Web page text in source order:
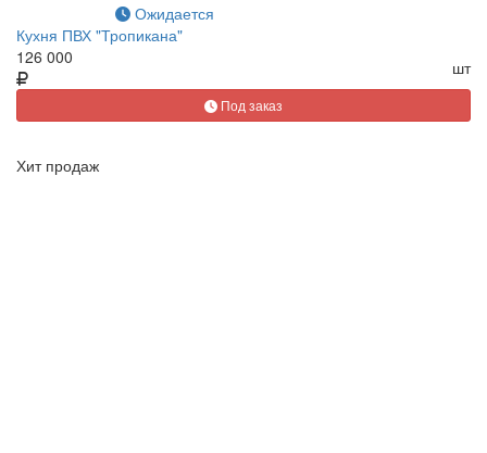
Ожидается
Кухня ПВХ "Тропикана"
126 000
шт
Под заказ
Хит продаж